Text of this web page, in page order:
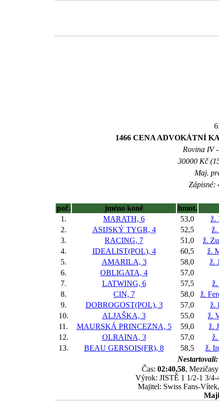
1466 CENA ADVOKÁTNÍ
Rovina IV
30000 Kč
Maj.
Zápisné:
poř. jméno koně
hmot.
1.
MARATH, 6 53,0
ž.
2.
ASIJSKÝ TYGR, 4 52,5
ž.
3.
RACING, 7 51,0
ž.
4.
IDEALIST(POL), 4 60,5
ž.
5.
AMARILA, 3 58,0
ž.
6.
OBLIGATA, 4 57,0
7.
LATWING, 6 57,5
8.
CIN, 7 58,0
ž.
9.
DOBROGOST(POL), 3 57,0
ž.
10.
ALJAŠKA, 3 55,0
ž.
11.
MAURSKÁ PRINCEZNA, 5 59,0
ž.
12.
OLRAINA, 3 57,0
ž.
13.
BEAU GERSOIS(FR), 8 58,5
ž.
Nestartovali:
Čas: 02:40,58,
Výrok: JISTĚ 1 1/2-1 3/4-
Majitel: Swiss Fans-